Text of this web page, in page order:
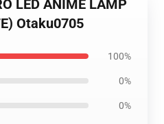
LED ANIME LAMP
Otaku0705
100%
0%
0%